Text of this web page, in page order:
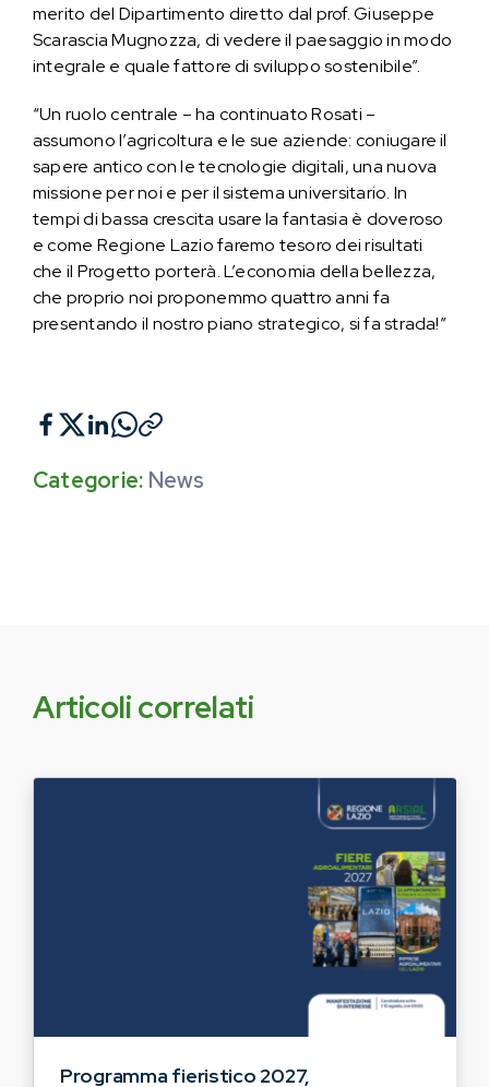
merito del Dipartimento diretto dal prof. Giuseppe
Scarascia Mugnozza, di vedere il paesaggio in modo
integrale e quale fattore di sviluppo sostenibile”.
“Un ruolo centrale – ha continuato Rosati –
assumono l’agricoltura e le sue aziende: coniugare il
sapere antico con le tecnologie digitali, una nuova
missione per noi e per il sistema universitario. In
tempi di bassa crescita usare la fantasia è doveroso
e come Regione Lazio faremo tesoro dei risultati
che il Progetto porterà. L’economia della bellezza,
che proprio noi proponemmo quattro anni fa
presentando il nostro piano strategico, si fa strada!”
Categorie: News
Articoli correlati
Programma fieristico 2027,